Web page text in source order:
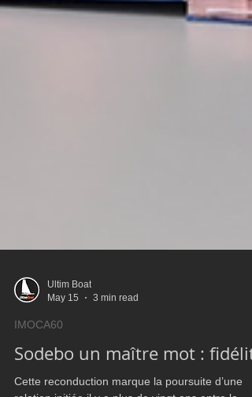
May 15
IMOCA60
Sodebo un maître mot :